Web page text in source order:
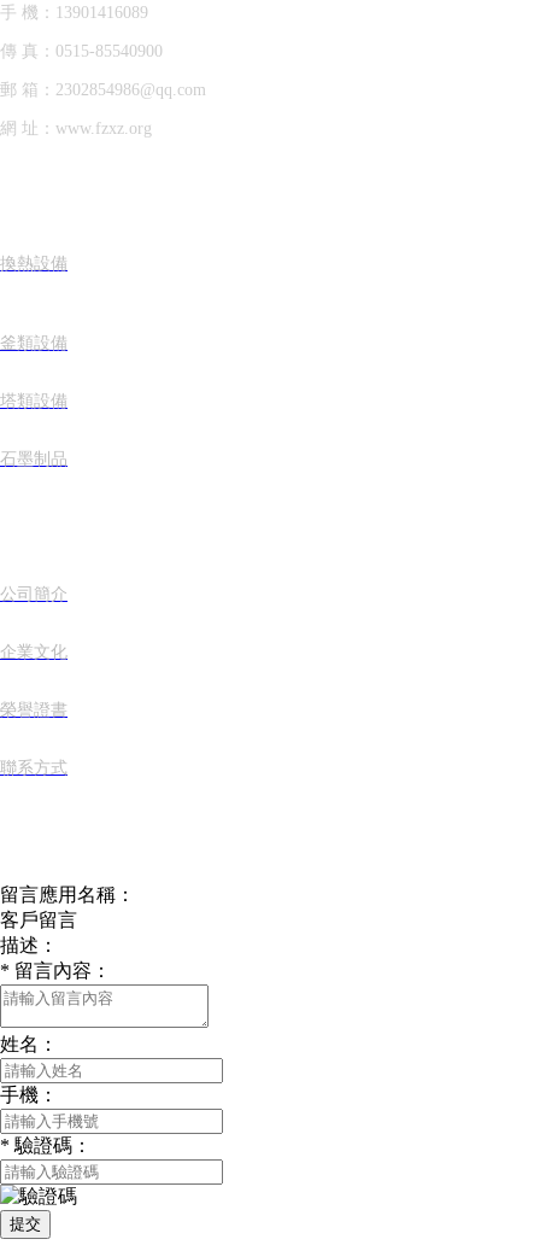
手 機：13901416089
傳 真：0515-85540900
郵 箱：2302854986@qq.com
網 址：www.fzxz.org
換熱設備
釜類設備
塔類設備
石墨制品
公司簡介
企業文化
榮譽證書
聯系方式
留言應用名稱：
客戶留言
描述：
* 留言內容：
姓名：
手機：
* 驗證碼：
提交